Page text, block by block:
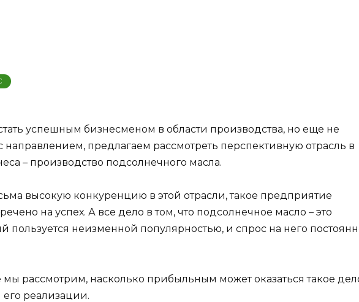
успешным бизнесменом в области производства, но еще не
предлагаем рассмотреть перспективную отрасль в
– производство подсолнечного масла.
высокую конкуренцию в этой отрасли, такое предприятие
на успех. А все дело в том, что подсолнечное масло – это
пользуется неизменной популярностью, и спрос на него
мы рассмотрим, насколько прибыльным может оказаться такое
реализации.